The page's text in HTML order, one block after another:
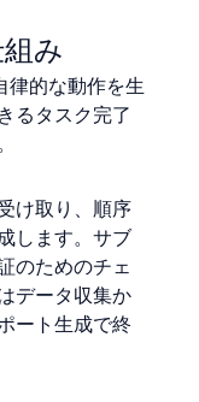
み
律的な動作を生
るタスク完了
け取り、順序
します。サブ
のためのチェ
データ収集か
ート生成で終